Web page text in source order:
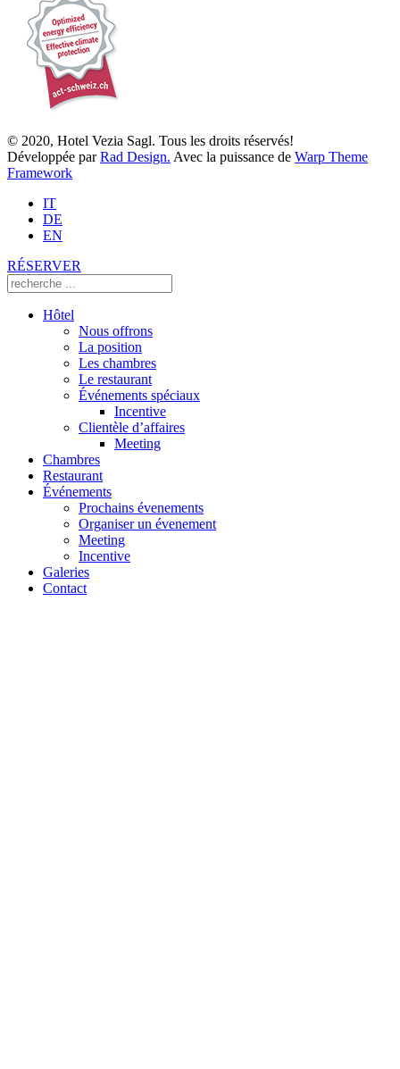
© 2020, Hotel Vezia Sagl. Tous les droits réservés!
Développée parRad Design. Avec la puissance de Warp Theme
Framework
IT
DE
EN
RÉSERVER
Hôtel
Nous offrons
La position
Les chambres
Le restaurant
Événements spéciaux
Incentive
Clientèle d’affaires
Meeting
Chambres
Restaurant
Événements
Prochains évenements
Organiser un évenement
Meeting
Incentive
Galeries
Contact